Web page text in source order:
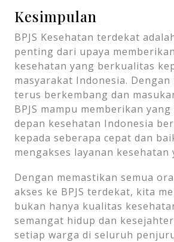
Kesimpulan
BPJS Kesehatan terdekat
penting dari upaya
kesehatan yang berkualitas
masyarakat Indonesia.
terus berkembang dan
BPJS mampu memberikan
depan kesehatan Indonesia
kepada seberapa cepat dan
mengakses layanan kesehatan
Dengan memastikan semua
akses ke BPJS terdekat, kita
bukan hanya kualitas
semangat hidup dan
setiap warga di seluruh